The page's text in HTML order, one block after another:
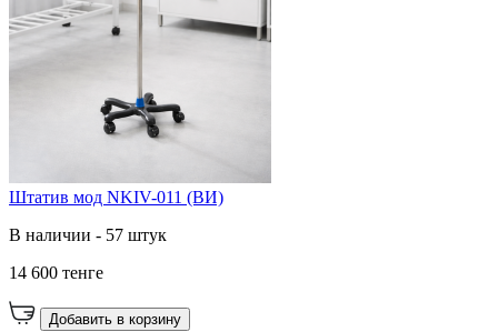
Штатив мод NKIV-011 (ВИ)
В наличии - 57 штук
14 600 тенге
Добавить в корзину